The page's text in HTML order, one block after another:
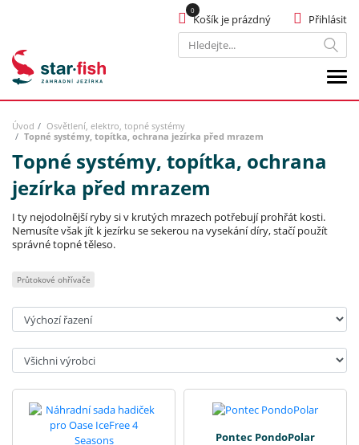
Hledat
Přihlásit
Košík je prázdný
Úvod
Osvětlení, elektro, topné systémy
Topné systémy, topítka, ochrana jezírka před mrazem
Topné systémy, topítka, ochrana
jezírka před mrazem
I ty nejodolnější ryby si v krutých mrazech potřebují prohřát kosti.
Nemusíte však jít k jezírku se sekerou na vysekání díry, stačí použít
správné topné těleso.
Průtokové ohřívače
Seřadit:
Výrobci:
Pontec PondoPolar